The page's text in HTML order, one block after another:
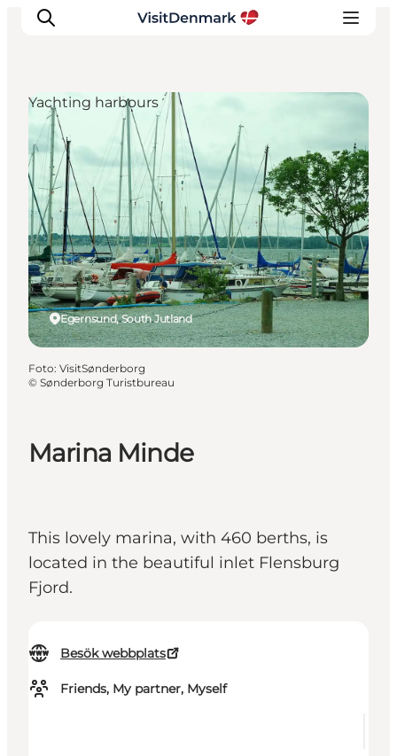
Inspiration
Resmål
Aktiviteter
Övernatta
Planera resan
Marina Minde
This lovely marina, with 460 berths, is
located in the beautiful inlet Flensburg
Fjord.
Besök webbplats
Friends, My partner, Myself
Egernsund, South Jutland
Yachting harbours
Foto: VisitSønderborg
© Sønderborg Turistbureau